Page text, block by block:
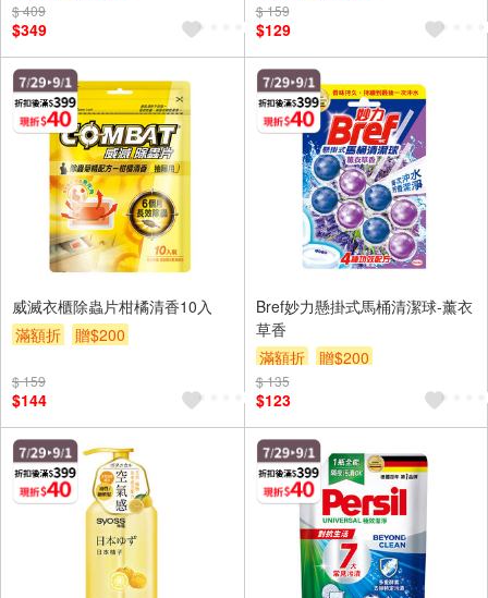
$ 409
$349
$ 159
$129
威滅衣櫃除蟲片柑橘清香10入
滿額折
贈$200
$ 159
$144
Bref妙力懸掛式馬桶清潔球-薰衣
草香
滿額折
贈$200
$ 135
$123